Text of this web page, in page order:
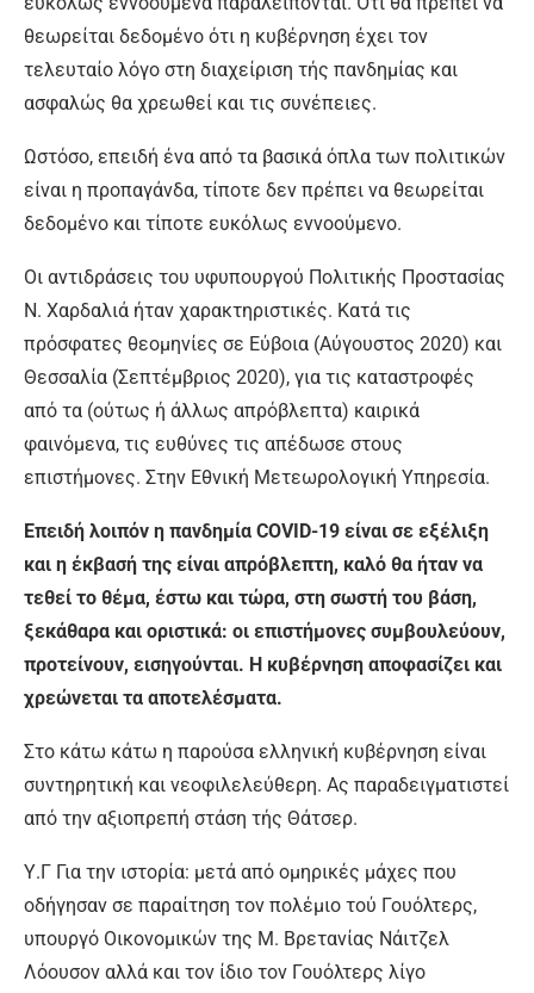
θεωρείται δεδομένο ότι η κυβέρνηση έχει τον
τελευταίο λόγο στη διαχείριση τής πανδημίας και
ασφαλώς θα χρεωθεί και τις συνέπειες.
Ωστόσο, επειδή ένα από τα βασικά όπλα των πολιτικών
είναι η προπαγάνδα, τίποτε δεν πρέπει να θεωρείται
δεδομένο και τίποτε ευκόλως εννοούμενο.
Οι αντιδράσεις του υφυπουργού Πολιτικής Προστασίας
Ν. Χαρδαλιά ήταν χαρακτηριστικές. Κατά τις
πρόσφατες θεομηνίες σε Εύβοια (Αύγουστος 2020) και
Θεσσαλία (Σεπτέμβριος 2020), για τις καταστροφές
από τα (ούτως ή άλλως απρόβλεπτα) καιρικά
φαινόμενα, τις ευθύνες τις απέδωσε στους
επιστήμονες. Στην Εθνική Μετεωρολογική Υπηρεσία.
Επειδή λοιπόν η πανδημία COVID-19 είναι σε εξέλιξη
και η έκβασή της είναι απρόβλεπτη, καλό θα ήταν να
τεθεί το θέμα, έστω και τώρα, στη σωστή του βάση,
ξεκάθαρα και οριστικά: οι επιστήμονες συμβουλεύουν,
προτείνουν, εισηγούνται. Η κυβέρνηση αποφασίζει και
χρεώνεται τα αποτελέσματα.
Στο κάτω κάτω η παρούσα ελληνική κυβέρνηση είναι
συντηρητική και νεοφιλελεύθερη. Ας παραδειγματιστεί
από την αξιοπρεπή στάση τής Θάτσερ.
Υ.Γ Για την ιστορία: μετά από ομηρικές μάχες που
οδήγησαν σε παραίτηση τον πολέμιο τού Γουόλτερς,
υπουργό Οικονομικών της Μ. Βρετανίας Νάιτζελ
Λόουσον αλλά και τον ίδιο τον Γουόλτερς λίγο